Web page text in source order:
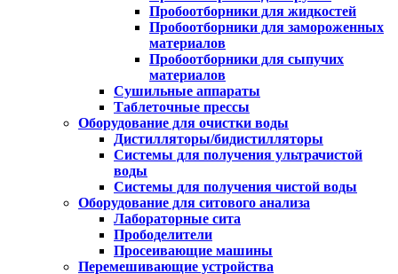
Пробоотборники для жидкостей
Пробоотборники для замороженных
материалов
Пробоотборники для сыпучих
материалов
Сушильные аппараты
Таблеточные прессы
Оборудование для очистки воды
Дистилляторы/бидистилляторы
Системы для получения ультрачистой
воды
Системы для получения чистой воды
Оборудование для ситового анализа
Лабораторные сита
Прободелители
Просеивающие машины
Перемешивающие устройства